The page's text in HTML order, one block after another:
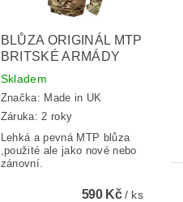
BLŮZA ORIGINÁL MTP
BRITSKÉ ARMÁDY
Skladem
Značka: Made in UK
Záruka: 2 roky
Lehká a pevná MTP blůza
,použité ale jako nové nebo
zánovní.
590 Kč/ ks